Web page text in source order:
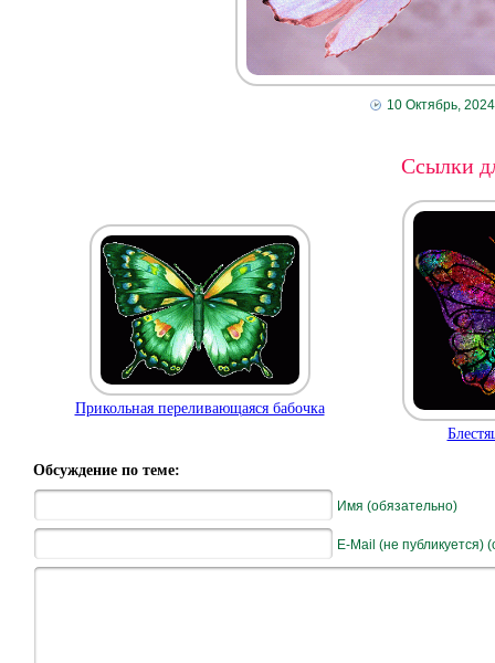
10 Октябрь, 2024
Ссылки
Прикольная переливающаяся бабочка
Обсуждение по теме:
Имя (обязательно)
E-Mail (не публикуется)